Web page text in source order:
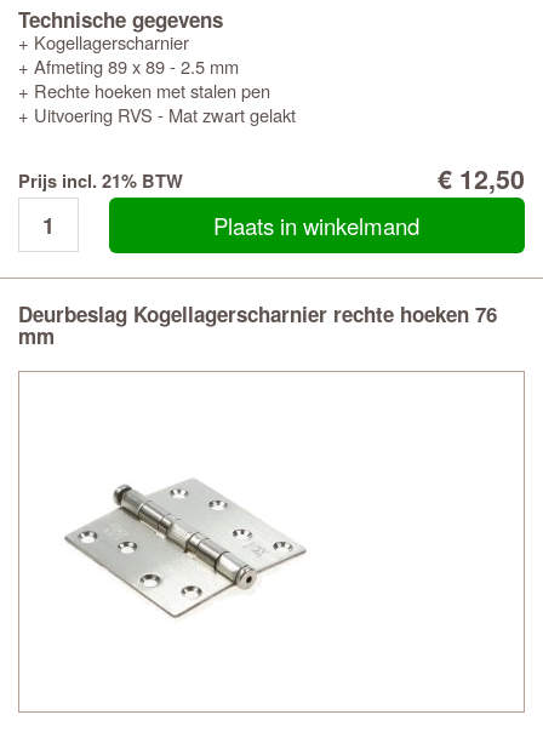
Technische gegevens
+ Kogellagerscharnier
+ Afmeting 89 x 89 - 2.5 mm
+ Rechte hoeken met stalen pen
+ Uitvoering RVS - Mat zwart gelakt
Prijs incl. 21% BTW € 12,50
Plaats in winkelmand
Deurbeslag Kogellagerscharnier rechte hoeken 76
mm